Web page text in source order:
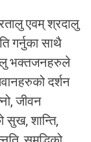
एवम् श्रदालु
गर्नुका साथै
भक्तजनहरुले
दर्शन
जीवन
सुख, शान्ति,